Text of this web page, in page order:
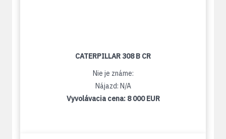
CATERPILLAR 308 B CR
Nie je známe:
Nájazd: N/A
Vyvolávacia cena: 8 000 EUR